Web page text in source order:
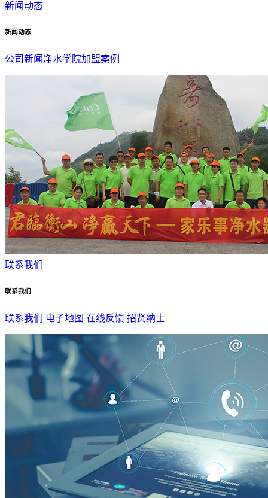
新闻动态
新闻动态
公司新闻 净水学院加盟案例
联系我们
联系我们
联系我们 电子地图 在线反馈 招贤纳士